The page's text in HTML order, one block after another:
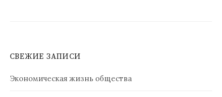
СВЕЖИЕ ЗАПИСИ
Экономическая жизнь общества